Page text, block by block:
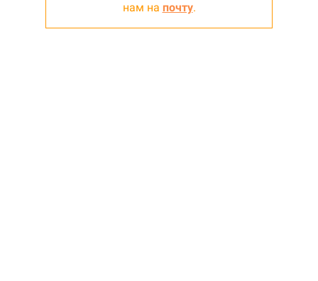
нам на почту.